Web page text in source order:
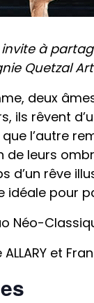
invite à
Quetzal Art
deux
ils rêvent
l’autre
de leurs
d’un rêve
idéale pour
Néo-
et